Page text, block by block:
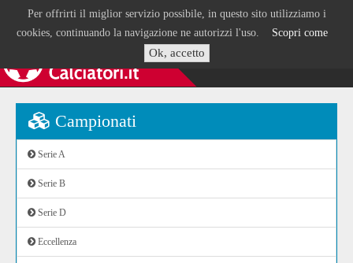
Per offrirti il miglior servizio possibile, in questo sito utilizziamo i
cookies, continuando la navigazione ne autorizzi l'uso. Scopri come
Ok, accetto
Campionati
Serie A
Serie B
Serie D
Eccellenza